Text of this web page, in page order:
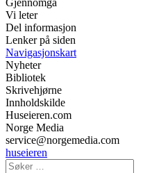
Gjennomgå
Vi leter
Del informasjon
Lenker på siden
Navigasjonskart
Nyheter
Bibliotek
Skrivehjørne
Innholdskilde
Huseieren.com
Norge Media
service@norgemedia.com
huseieren